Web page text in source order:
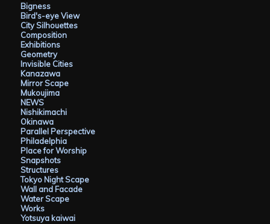
Bigness
Bird's-eye View
City Silhouettes
Composition
Exhibitions
Geometry
Invisible Cities
Kanazawa
Mirror Scape
Mukoujima
NEWS
Nishikimachi
Okinawa
Parallel Perspective
Philadelphia
Place for Worship
Snapshots
Structures
Tokyo Night Scape
Wall and Facade
Water Scape
Works
Yotsuya kaiwai